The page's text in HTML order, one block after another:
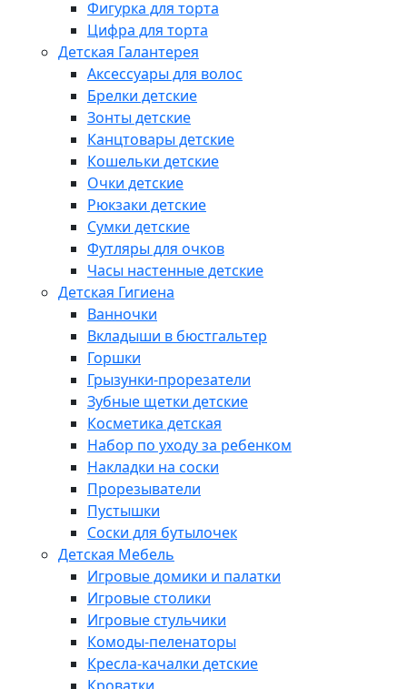
Фигурка для торта
Цифра для торта
Детская Галантерея
Аксессуары для волос
Брелки детские
Зонты детские
Канцтовары детские
Кошельки детские
Очки детские
Рюкзаки детские
Сумки детские
Футляры для очков
Часы настенные детские
Детская Гигиена
Ванночки
Вкладыши в бюстгальтер
Горшки
Грызунки-прорезатели
Зубные щетки детские
Косметика детская
Набор по уходу за ребенком
Накладки на соски
Прорезыватели
Пустышки
Соски для бутылочек
Детская Мебель
Игровые домики и палатки
Игровые столики
Игровые стульчики
Комоды-пеленаторы
Кресла-качалки детские